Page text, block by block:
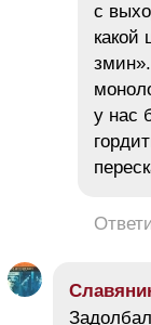
с
какой
у нас